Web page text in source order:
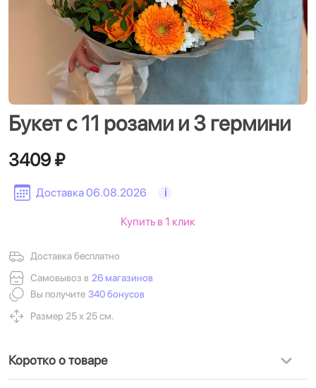
Букет с 11 розами и 3 гермини
Доставка 06.08.2026 i
3409 ₽
Доставка бесплатно
Самовывоз в 26 магазинов
Вы получите 340 бонусов
Размер 25 х 25 см.
Купить в 1 клик
Коротко о товаре